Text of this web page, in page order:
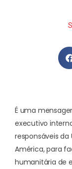
É uma
executivo
responsáveis da
América, para
humanitária de